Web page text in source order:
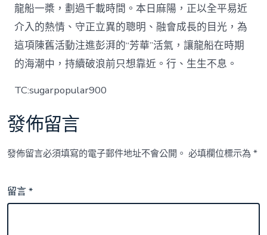
龍船一槳，劃過千載時間。本日麻陽，正以全平易近
介入的熱情、守正立異的聰明、融會成長的目光，為
這項陳舊活動注進彭湃的“芳華”活氣，讓龍船在時期
的海潮中，持續破浪前只想靠近。行、生生不息。
TC:sugarpopular900
發佈留言
發佈留言必須填寫的電子郵件地址不會公開。 必填欄位標示為*
留言*